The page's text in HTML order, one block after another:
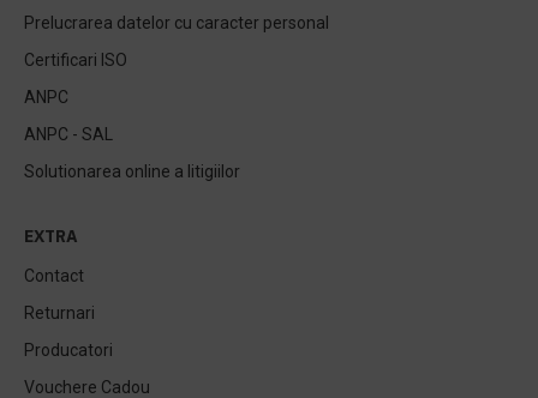
Prelucrarea datelor cu caracter personal
Certificari ISO
ANPC
ANPC - SAL
Solutionarea online a litigiilor
EXTRA
Contact
Returnari
Producatori
Vouchere Cadou